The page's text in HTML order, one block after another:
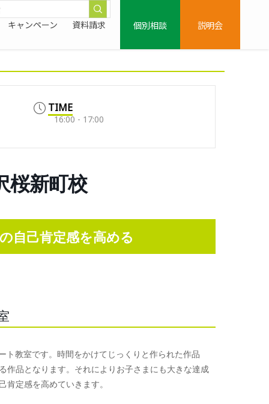
キャンペーン 資料請求
個別相談
説明会
TIME
16:00 - 17:00
桜新町校
自己肯定感を高める
ト教室です。時間をかけてじっくりと作られた作品
作品となります。それによりお子さまにも大きな達成
定感を高めていきます。